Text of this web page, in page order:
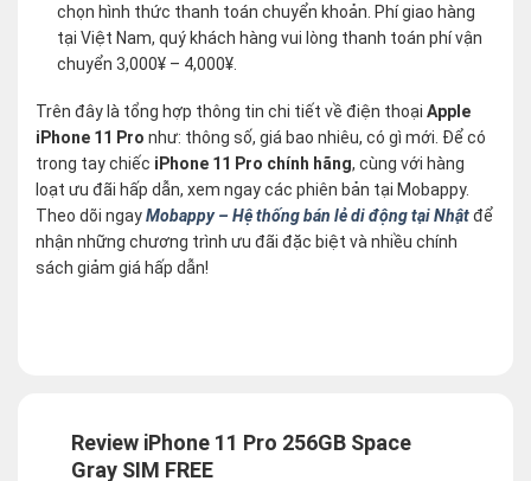
chọn hình thức thanh toán chuyển khoản. Phí giao hàng
tại Việt Nam, quý khách hàng vui lòng thanh toán phí vận
chuyển 3,000¥ – 4,000¥.
Trên đây là tổng hợp thông tin chi tiết về điện thoại Apple
iPhone 11 Pro như: thông số, giá bao nhiêu, có gì mới. Để có
trong tay chiếc iPhone 11 Pro chính hãng, cùng với hàng
loạt ưu đãi hấp dẫn, xem ngay các phiên bản tại Mobappy.
Theo dõi ngayMobappy – Hệ thống bán lẻ di động tại Nhậtđể
nhận những chương trình ưu đãi đặc biệt và nhiều chính
sách giảm giá hấp dẫn!
Review iPhone 11 Pro 256GB Space
Gray SIM FREE